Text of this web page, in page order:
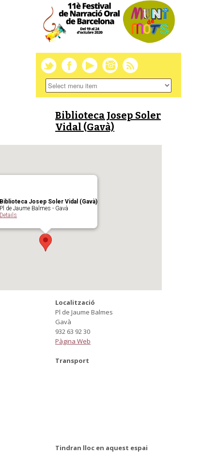
Biblioteca Josep Soler
Vidal (Gavà)
Biblioteca Josep Soler Vidal (Gavà)
Pl de Jaume Balmes - Gavà
Details
Localització
Pl de Jaume Balmes
Gavà
932 63 92 30
Pàgina Web
Transport
Tindran lloc en aquest espai